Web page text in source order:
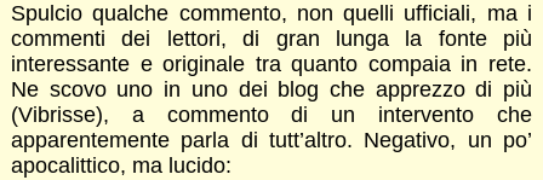
Spulcio qualche commento, non quelli ufficiali, ma i
commenti dei lettori, di gran lunga la fonte più
interessante e originale tra quanto compaia in rete.
Ne scovo uno in uno dei blog che apprezzo di più
(Vibrisse), a commento di un intervento che
apparentemente parla di tutt’altro. Negativo, un po’
apocalittico, ma lucido: